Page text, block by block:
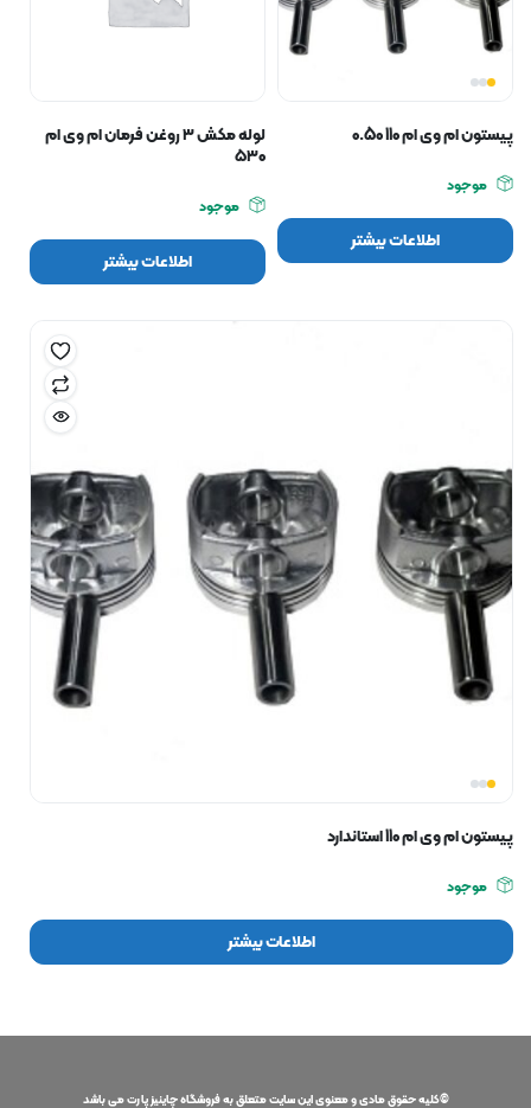
پیستون ام وی ام 110 0.50
موجود
اطلاعات بیشتر
لوله مکش ۳ روغن فرمان ام وی ام
۵۳۰
موجود
اطلاعات بیشتر
پیستون ام وی ام 110 استاندارد
موجود
اطلاعات بیشتر
©کلیه حقوق مادی و معنوی این سایت متعلق به فروشگاه چاینیز پارت می باشد